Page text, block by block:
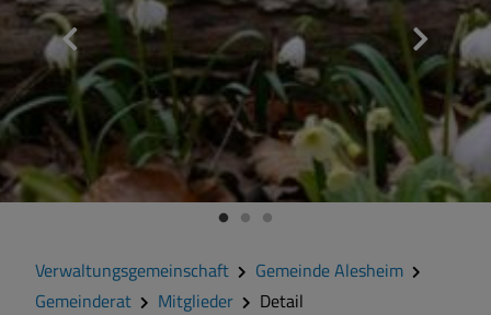
Verwaltungsgemeinschaft
Gemeinde Alesheim
Gemeinderat
Mitglieder Detail